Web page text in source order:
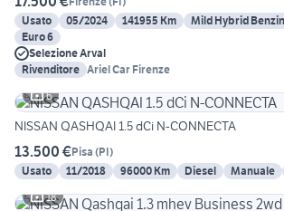
Usato
05/2024 141955 Km Mild Hybrid
Euro 6
Selezione Arval
Rivenditore Ariel Car Firenze
6
NISSAN QASHQAI 1.5 dCi N-CONNECTA
13.500 €Pisa (PI)
Usato
11/2018 96000 Km Diesel Manuale
18